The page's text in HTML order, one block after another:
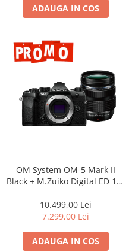
ADAUGA IN COS
OM System OM-5 Mark II
Black + M.Zuiko Digital ED 12-
camera mirrorless Micro Four
Thirds 20.4MP
10.499,00 Lei
7.299,00 Lei
ADAUGA IN COS